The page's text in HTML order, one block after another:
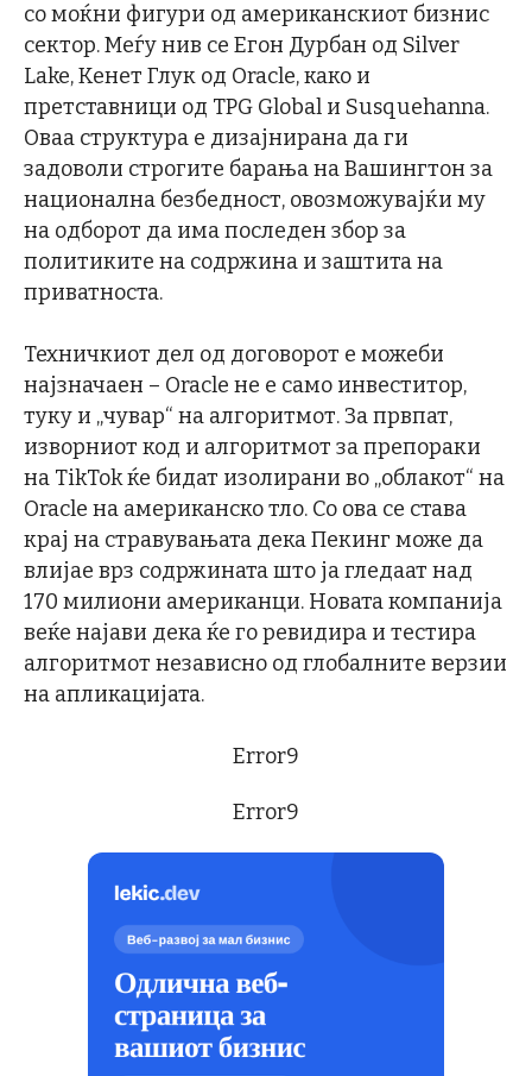
со моќни фигури од американскиот бизнис
сектор. Меѓу нив се Егон Дурбан од Silver
Lake, Кенет Глук од Oracle, како и
претставници од TPG Global и Susquehanna.
Оваа структура е дизајнирана да ги
задоволи строгите барања на Вашингтон за
национална безбедност, овозможувајќи му
на одборот да има последен збор за
политиките на содржина и заштита на
приватноста.
Техничкиот дел од договорот е можеби
најзначаен – Oracle не е само инвеститор,
туку и „чувар“ на алгоритмот. За првпат,
изворниот код и алгоритмот за препораки
на TikTok ќе бидат изолирани во „облакот“ на
Oracle на американско тло. Со ова се става
крај на стравувањата дека Пекинг може да
влијае врз содржината што ја гледаат над
170 милиони американци. Новата компанија
веќе најави дека ќе го ревидира и тестира
алгоритмот независно од глобалните верзии
на апликацијата.
Error9
Error9